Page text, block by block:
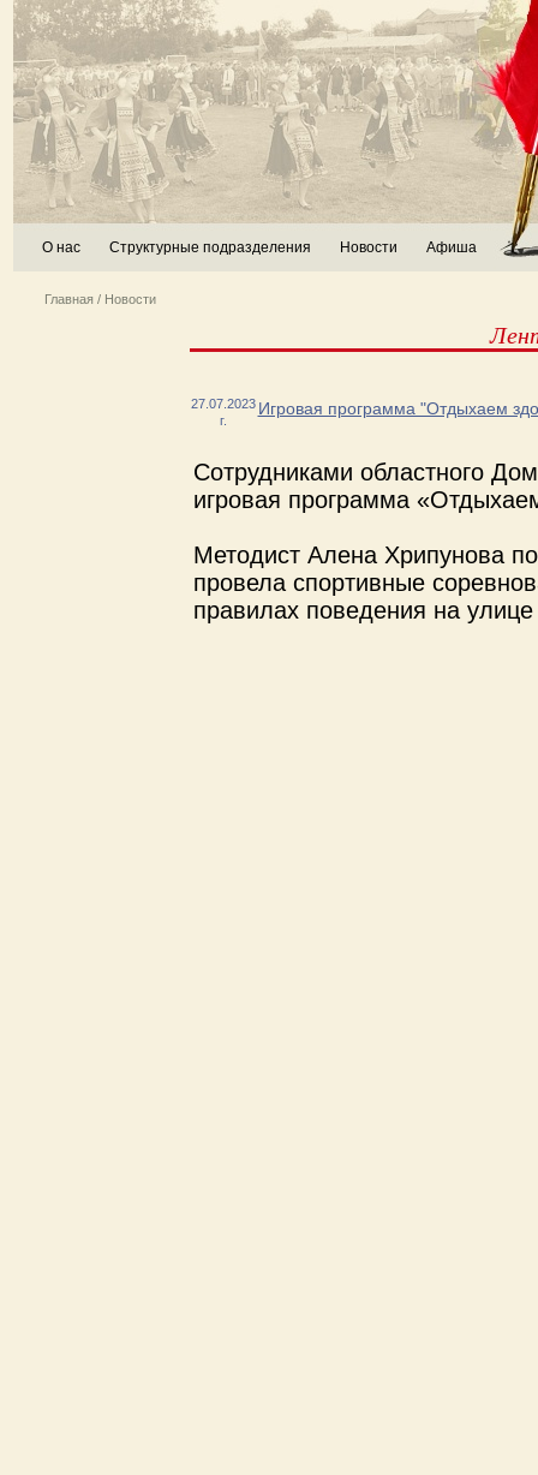
О нас Структурные подразделения Новости Афиша
Главная / Новости
27.07.2023
г.
Игровая программа "Отдыхаем
Сотрудниками областного
игровая программа
Методист Алена Хрипунова
провела спортивные
правилах поведения на